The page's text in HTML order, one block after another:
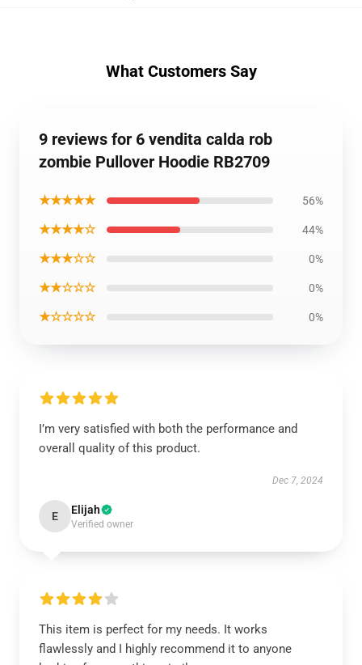
What Customers Say
9 reviews for 6 vendita calda rob
zombie Pullover Hoodie RB2709
★★★★★ 56%
★★★★☆ 44%
★★★☆☆ 0%
★★☆☆☆ 0%
★☆☆☆☆ 0%
I’m very satisfied with both the performance and
overall quality of this product.
Dec 7, 2024
E Elijah
Verified owner
This item is perfect for my needs. It works
flawlessly and I highly recommend it to anyone